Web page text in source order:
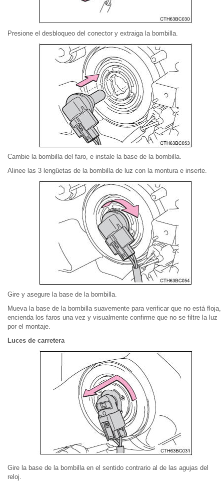
Presione el desbloqueo del conector y extraiga la bombilla.
Cambie la bombilla del faro, e instale la base de la bombilla.
Alinee las 3 lengüetas de la bombilla de luz con la montura e inserte.
Gire y asegure la base de la bombilla.
Mueva la base de la bombilla suavemente para verificar que no está floja,
encienda los faros una vez y visualmente confirme que no se filtre la luz
por el montaje.
Luces de carretera
Gire la base de la bombilla en el sentido contrario al de las agujas del
reloj.